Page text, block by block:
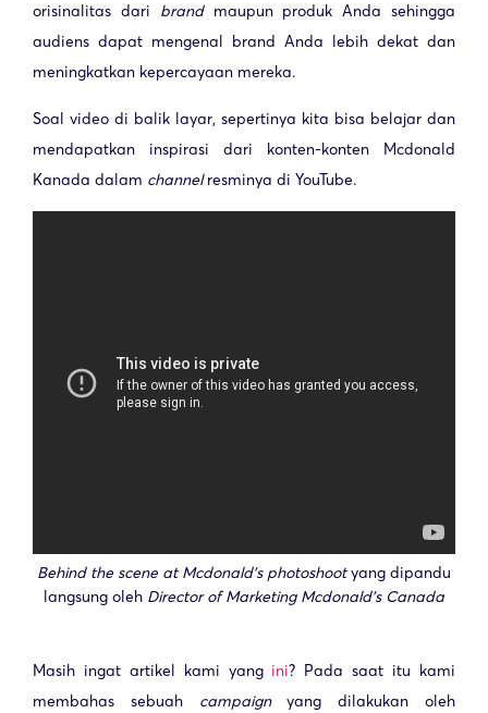
orisinalitas dari brandmaupun produk Anda sehingga
audiens dapat mengenal brand Anda lebih dekat dan
meningkatkan kepercayaan mereka.
Soal video di balik layar, sepertinya kita bisa belajar dan
mendapatkan inspirasi dari konten-konten Mcdonald
Kanada dalam channelresminya di YouTube.
Behind the scene at Mcdonald’s photoshootyang dipandu
langsung oleh Director of Marketing Mcdonald’s Canada
Masih ingat artikel kami yang ini? Pada saat itu kami
membahas sebuah campaignyang dilakukan oleh